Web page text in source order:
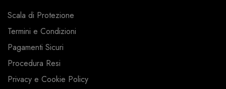
Scala di Protezione
Termini e Condizioni
Pagamenti Sicuri
Procedura Resi
Privacy e Cookie Policy